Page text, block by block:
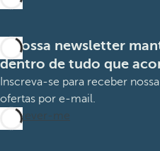
A nossa newsletter
dentro de tudo que
Inscreva-se para receber
ofertas por e-mail.
Inscrever-me